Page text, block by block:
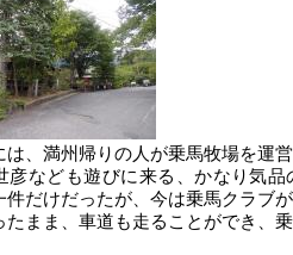
は、満州帰りの人が乗馬牧場を運
彦なども遊びに来る、かなり気
件だけだったが、今は乗馬クラブ
たまま、車道も走ることができ、